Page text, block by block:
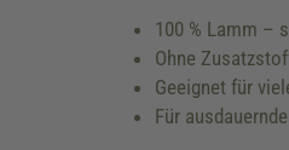
100 % Lamm –
Ohne
Geeignet für
Für